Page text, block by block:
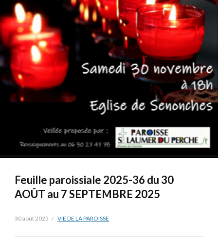
Feuille paroissiale 2025-36 du 30
AOÛT au 7 SEPTEMBRE 2025
30 août 2025 VIE DE LA PAROISSE